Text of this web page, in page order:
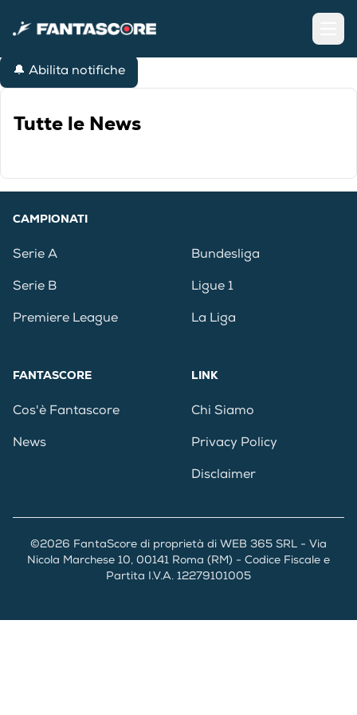
🔔 Abilita notifiche
Tutte le News
CAMPIONATI
Serie A
Serie B
Premiere League
Bundesliga
Ligue 1
La Liga
FANTASCORE
Cos'è Fantascore
News
LINK
Chi Siamo
Privacy Policy
Disclaimer
©2026 FantaScore di proprietà di WEB 365 SRL - Via
Nicola Marchese 10, 00141 Roma (RM) - Codice Fiscale e
Partita I.V.A. 12279101005